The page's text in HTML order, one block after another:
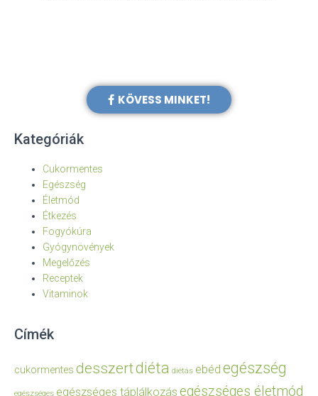
KÖVESS MINKET!
Kategóriák
Cukormentes
Egészség
Életmód
Étkezés
Fogyókúra
Gyógynövények
Megelőzés
Receptek
Vitaminok
Címék
cukormentes desszertdiéta diétás ebéd egészség
egészséges egészséges táplálkozás egészséges életmód